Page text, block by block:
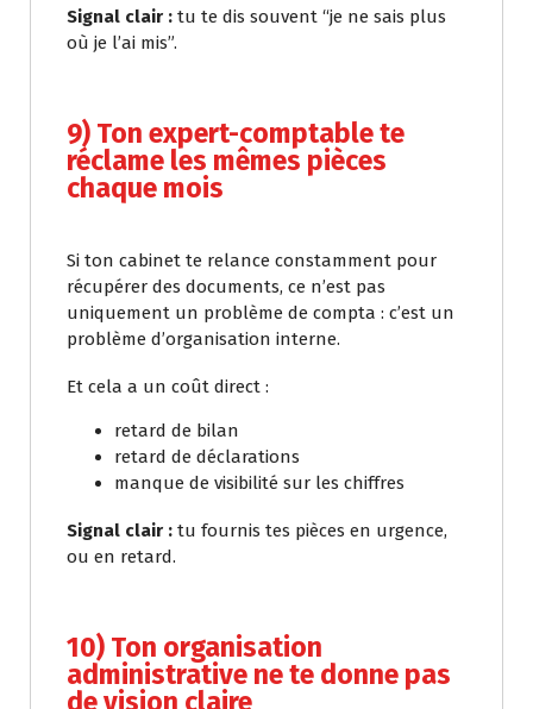
Signal clair : tu te dis souvent “je ne sais plus
où je l’ai mis”.
9) Ton expert-comptable te
réclame les mêmes pièces
chaque mois
Si ton cabinet te relance constamment pour
récupérer des documents, ce n’est pas
uniquement un problème de compta : c’est un
problème d’organisation interne.
Et cela a un coût direct :
retard de bilan
retard de déclarations
manque de visibilité sur les chiffres
Signal clair : tu fournis tes pièces en urgence,
ou en retard.
10) Ton organisation
administrative ne te donne pas
de vision claire